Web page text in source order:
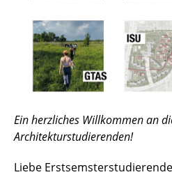
Ein herzliches Willkommen an
Architekturstudierenden!
Liebe